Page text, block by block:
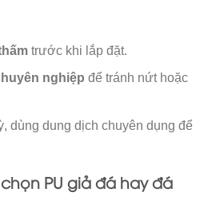
trước khi lắp đặt.
nghiệp để tránh nứt hoặc
dùng dung dịch chuyên dụng để
PU giả đá hay đá